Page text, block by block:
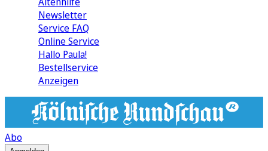
Newsletter
Service FAQ
Online Service
Hallo Paula!
Bestellservice
Anzeigen
Abo